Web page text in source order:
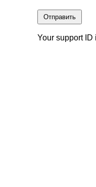
Отправить
Your support